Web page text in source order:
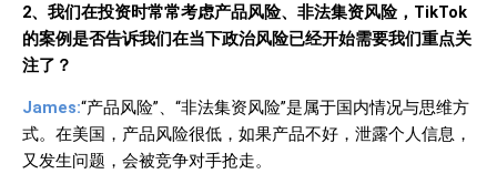
2、我们在投资时常常考虑产品风险、非法集资风险， TikTok
的案例是否告诉我们在当下政治风险已经开始需要我们重点关
注了？
James:“产品风险”、“非法集资风险”是属于国内情况与思维方
式。在美国，产品风险很低，如果产品不好，泄露个人信息，
又发生问题，会被竞争对手抢走。